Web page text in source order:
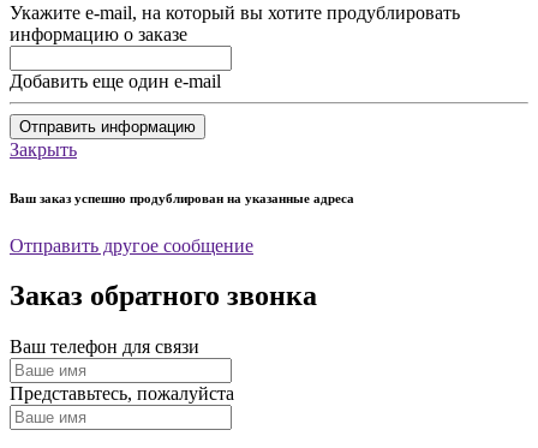
Укажите e-mail, на который вы хотите продублировать
информацию о заказе
Добавить еще один e-mail
Отправить информацию
Закрыть
Ваш заказ успешно продублирован на указанные адреса
Отправить другое сообщение
Заказ обратного звонка
Ваш телефон для связи
Представьтесь, пожалуйста